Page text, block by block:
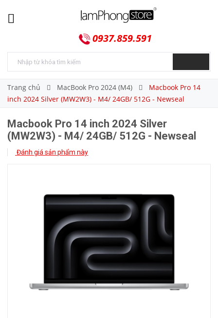
0937.859.591
Trang chủ MacBook Pro 2024 (M4)
Macbook Pro 14
inch 2024 Silver (MW2W3) - M4/ 24GB/ 512G - Newseal
Macbook Pro 14 inch 2024 Silver
(MW2W3) - M4/ 24GB/ 512G - Newseal
Đánh giá sản phẩm này